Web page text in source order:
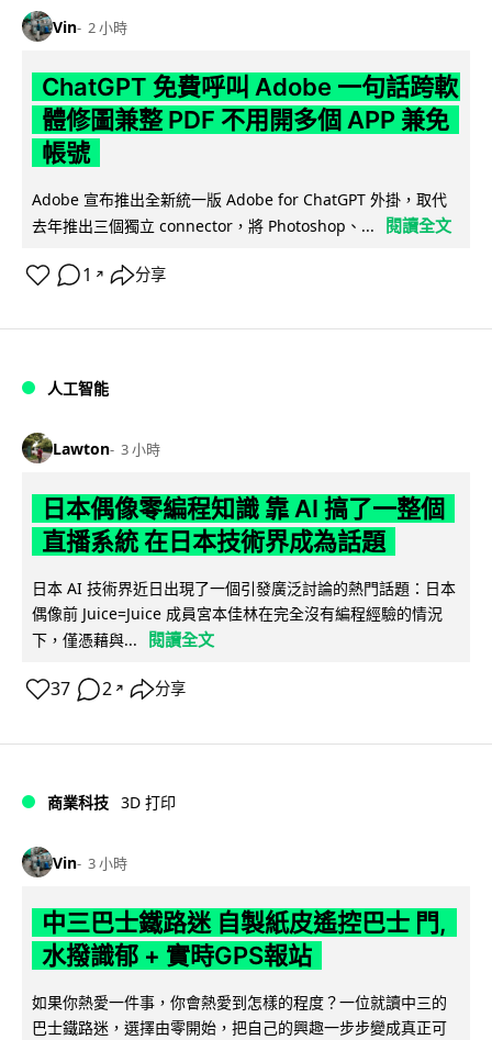
Vin 2 小時
ChatGPT 免費呼叫 Adobe 一句話跨軟
體修圖兼整 PDF 不用開多個 APP 兼免
帳號
Adobe 宣布推出全新統一版 Adobe for ChatGPT 外掛，取代
去年推出三個獨立 connector，將 Photoshop、...
閱讀全文
1 ↗ 分享
人工智能
Lawton 3 小時
日本偶像零編程知識 靠 AI 搞了一整個
直播系統 在日本技術界成為話題
日本 AI 技術界近日出現了一個引發廣泛討論的熱門話題：日本
偶像前 Juice=Juice 成員宮本佳林在完全沒有編程經驗的情況
下，僅憑藉與...
閱讀全文
37 2 ↗ 分享
商業科技 3D 打印
Vin 3 小時
中三巴士鐵路迷 自製紙皮遙控巴士 門,
水撥識郁 + 實時GPS報站
如果你熱愛一件事，你會熱愛到怎樣的程度？一位就讀中三的
巴士鐵路迷，選擇由零開始，把自己的興趣一步步變成真正可